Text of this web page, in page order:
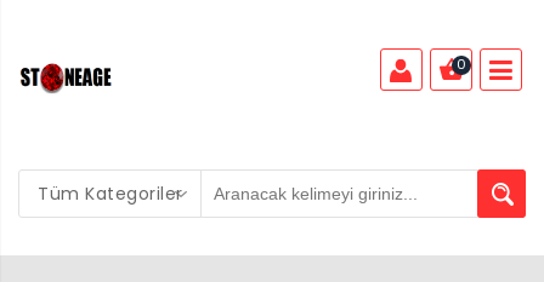
Tüm Kategoriler
0